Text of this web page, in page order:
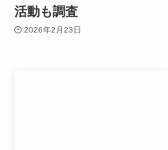
活動も調査
2026年2月23日